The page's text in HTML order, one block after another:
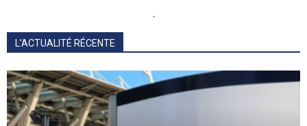
.
L'ACTUALITÉ RÉCENTE